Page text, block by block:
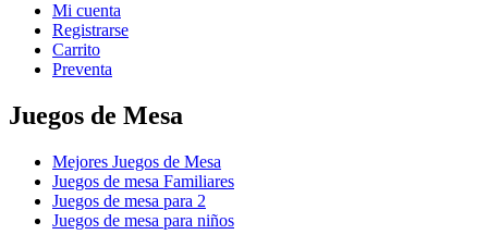
Mi cuenta
Registrarse
Carrito
Preventa
Juegos de Mesa
Mejores Juegos de Mesa
Juegos de mesa Familiares
Juegos de mesa para 2
Juegos de mesa para niños